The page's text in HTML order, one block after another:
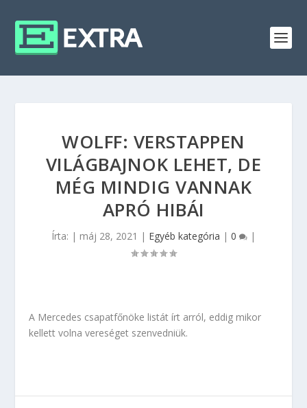
WOLFF: VERSTAPPEN
VILÁGBAJNOK LEHET, DE
MÉG MINDIG VANNAK
APRÓ HIBÁI
Írta: | máj 28, 2021 | Egyéb kategória | 0 |
A Mercedes csapatfőnöke listát írt arról, eddig mikor
kellett volna vereséget szenvedniük.